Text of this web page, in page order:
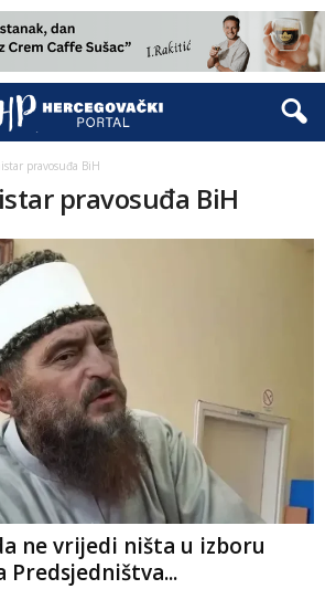
pravosuđa BiH
pravosuđa BiH
ne vrijedi ništa u izboru
Predsjedništva...